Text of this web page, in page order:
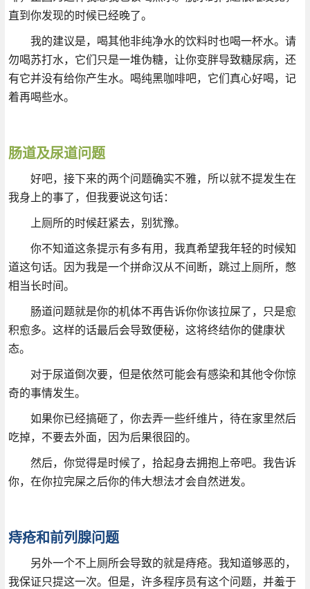
直到你发现的时候已经晚了。
我的建议是，喝其他非纯净水的饮料时也喝一杯水。请
勿喝苏打水，它们只是一堆伪糖，让你变胖导致糖尿病，还
有它并没有给你产生水。喝纯黑咖啡吧，它们真心好喝，记
着再喝些水。
肠道及尿道问题
好吧，接下来的两个问题确实不雅，所以就不提发生在
我身上的事了，但我要说这句话：
上厕所的时候赶紧去，别犹豫。
你不知道这条提示有多有用，我真希望我年轻的时候知
道这句话。因为我是一个拼命汉从不间断，跳过上厕所，憋
相当长时间。
肠道问题就是你的机体不再告诉你你该拉屎了，只是愈
积愈多。这样的话最后会导致便秘，这将终结你的健康状
态。
对于尿道倒次要，但是依然可能会有感染和其他令你惊
奇的事情发生。
如果你已经搞砸了，你去弄一些纤维片，待在家里然后
吃掉，不要去外面，因为后果很囧的。
然后，你觉得是时候了，拾起身去拥抱上帝吧。我告诉
你，在你拉完屎之后你的伟大想法才会自然迸发。
痔疮和前列腺问题
另外一个不上厕所会导致的就是痔疮。我知道够恶的，
我保证只提这一次。但是，许多程序员有这个问题，并羞于